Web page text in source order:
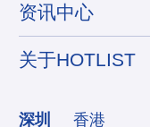
资讯中心
关于HOTLIST
深圳 香港